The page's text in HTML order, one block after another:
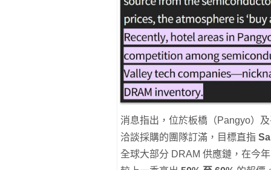
消息指出，位於板橋（Pangyo）
洽談採購的團隊訂滿，目標直指
全球大部分 DRAM 供應鏈，在今